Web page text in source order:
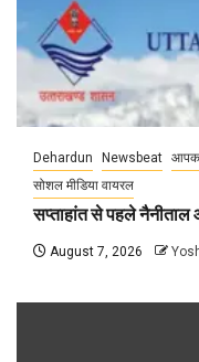
Dehardun Newsbeat
सोशल मीडिया वायरल
सप्ताहांत से पहले नैनीताल
August 7, 2026